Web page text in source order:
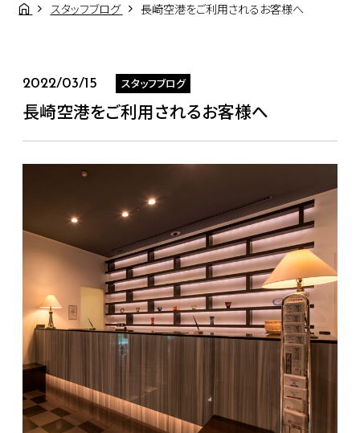
スタッフブログ 長崎空港をご利用されるお客様へ
2022/03/15 スタッフブログ
長崎空港をご利用されるお客様へ